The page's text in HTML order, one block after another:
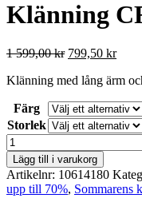
Klänning
1 599,00kr Det
priset
1
599,00 kr.
799,50 krDet
priset
Klänning med lång ärm
Färg
Storlek
Klänning
CRGro
-
Cream
mängd
Lägg till i varukorg
Artikelnr: 10614180
upp till 70%, Sommarens